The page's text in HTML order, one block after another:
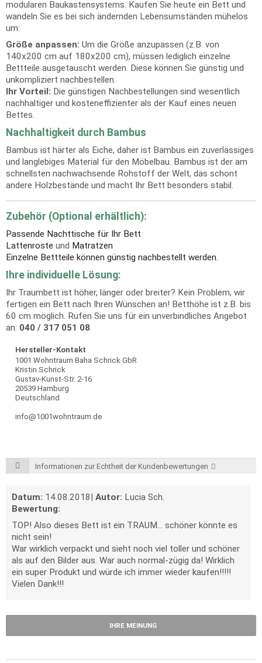
modularen Baukastensystems. Kaufen Sie heute ein Bett und
wandeln Sie es bei sich ändernden Lebensumständen mühelos
um:
Größe anpassen: Um die Größe anzupassen (z.B. von
140x200 cm auf 180x200 cm), müssen lediglich einzelne
Bettteile ausgetauscht werden. Diese können Sie günstig und
unkompliziert nachbestellen.
Ihr Vorteil: Die günstigen Nachbestellungen sind wesentlich
nachhaltiger und kosteneffizienter als der Kauf eines neuen
Bettes.
Nachhaltigkeit durch Bambus
Bambus ist härter als Eiche, daher ist Bambus ein zuverlässiges
und langlebiges Material für den Möbelbau. Bambus ist der am
schnellsten nachwachsende Rohstoff der Welt, das schont
andere Holzbestände und macht Ihr Bett besonders stabil.
Zubehör (Optional erhältlich):
Passende Nachttische für Ihr Bett
Lattenroste und Matratzen
Einzelne Bettteile können günstig nachbestellt werden.
Ihre individuelle Lösung:
Ihr Traumbett ist höher, länger oder breiter? Kein Problem, wir
fertigen ein Bett nach Ihren Wünschen an! Betthöhe ist z.B. bis
60 cm möglich. Rufen Sie uns für ein unverbindliches Angebot
an: 040 / 317 051 08
Hersteller-Kontakt
1001 Wohntraum Baha Schrick GbR
Kristin Schrick
Gustav-Kunst-Str. 2-16
20539 Hamburg
Deutschland
info@1001wohntraum.de
Informationen zur Echtheit der Kundenbewertungen
Datum: 14.08.2018| Autor: Lucia Sch.
Bewertung:
TOP! Also dieses Bett ist ein TRAUM... schöner könnte es
nicht sein!
War wirklich verpackt und sieht noch viel toller und schöner
als auf den Bilder aus. War auch normal-zügig da! Wirklich
ein super Produkt und würde ich immer wieder kaufen!!!!!
Vielen Dank!!!
IHRE MEINUNG